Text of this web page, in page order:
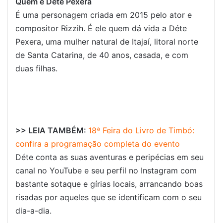
É uma personagem criada em 2015 pelo ator e
compositor Rizzih. É ele quem dá vida a Déte
Pexera, uma mulher natural de Itajaí, litoral norte
de Santa Catarina, de 40 anos, casada, e com
duas filhas.
>> LEIA TAMBÉM: 18ª Feira do Livro de Timbó:
confira a programação completa do evento
Déte conta as suas aventuras e peripécias em seu
canal no YouTube e seu perfil no Instagram com
bastante sotaque e gírias locais, arrancando boas
risadas por aqueles que se identificam com o seu
dia-a-dia.